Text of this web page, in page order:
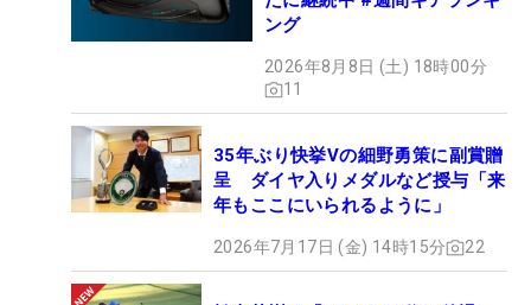
ング
2026年8月8日 (土) 18時00分
11
35年ぶり快挙Vの細野勇策に副賞贈
呈 ダイヤ入りメダルなど授与「来
年もここにいられるように」
2026年7月17日 (金) 14時15分 22